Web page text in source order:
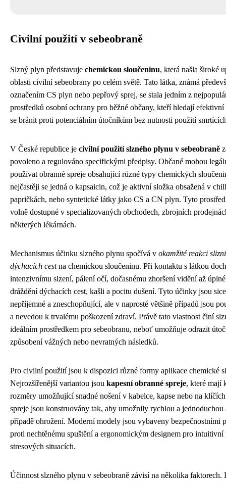
Civilní použití v sebeobraně
Slzný plyn představuje chemickou sloučeninu, která našla široké
oblasti civilní sebeobrany po celém světě. Tato látka, známá
označením CS plyn nebo pepřový sprej, se stala jedním z
prostředků osobní ochrany pro běžné občany, kteří hledají efektivní
se bránit proti potenciálním útočníkům bez nutnosti použití
V České republice je civilní použití slzného plynu v sebeobraně
povoleno a regulováno specifickými předpisy. Občané mohou
používat obranné spreje obsahující různé typy chemických
nejčastěji se jedná o kapsaicin, což je aktivní složka obsažená v
papričkách, nebo syntetické látky jako CS a CN plyn. Tyto
volně dostupné v specializovaných obchodech, zbrojních
některých lékárnách.
Mechanismus účinku slzného plynu spočívá v okamžité reakci
dýchacích cestna chemickou sloučeninu. Při kontaktu s látkou
intenzivnímu slzení, pálení očí, dočasnému zhoršení vidění až
dráždění dýchacích cest, kašli a pocitu dušení. Tyto účinky jsou
nepříjemné a zneschopňující, ale v naprosté většině případů jsou
a nevedou k trvalému poškození zdraví. Právě tato vlastnost činí
ideálním prostředkem pro sebeobranu, neboť umožňuje odrazit
způsobení vážných nebo nevratných následků.
Pro civilní použití jsou k dispozici různé formy aplikace chemické
Nejrozšířenější variantou jsou kapesní obranné spreje, které mají
rozměry umožňující snadné nošení v kabelce, kapse nebo na
spreje jsou konstruovány tak, aby umožnily rychlou a
případě ohrožení. Moderní modely jsou vybaveny bezpečnostními
proti nechtěnému spuštění a ergonomickým designem pro
stresových situacích.
Účinnost slzného plynu v sebeobraně závisí na několika faktorech.